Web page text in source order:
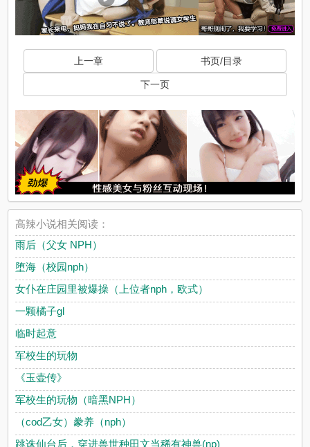
上一章 书页/目录
下一页
高辣小说相关阅读：
雨后（父女 NPH）
堕海（校园nph）
女仆在庄园里被爆操（上位者nph，欧式）
一颗橘子gl
临时起意
军校生的玩物
《玉壶传》
军校生的玩物（暗黑NPH）
（cod乙女）豢养（nph）
跳诛仙台后，穿进兽世种田文当稀有神兽(np)